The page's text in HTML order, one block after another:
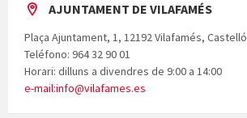
AJUNTAMENT DE VILAFAMÉS
Plaça Ajuntament, 1, 12192 Vilafamés, Castelló
Teléfono: 964 32 90 01
Horari: dilluns a divendres de 9:00 a 14:00
e-mail:info@vilafames.es